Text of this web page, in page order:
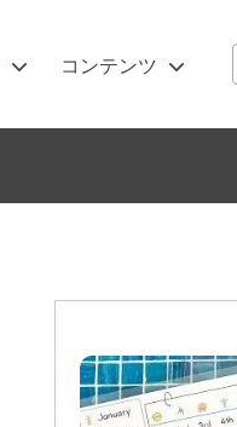
コンテンツ